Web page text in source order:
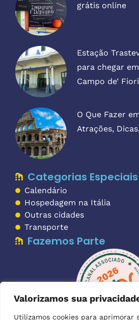
Valorizamos sua
Utilizamos cookies para aprimorar
grátis online
Estação
para chegar
Campo de’ Fiori
O Que Fazer
Atrações,
Categorias Especiais
Calendário
Hospedagem na Itália
Outras cidades
Transporte
Fazemos Parte